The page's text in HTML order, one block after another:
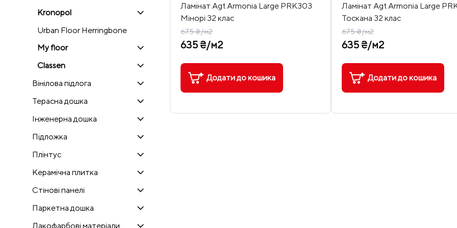
Kronopol
Urban Floor Herringbone
My floor
Classen
Вінілова підлога
Терасна дошка
Інженерна дошка
Підложка
Плінтус
Керамічна плитка
Стінові панелі
Паркетна дошка
Лакофарбові матеріали
Ламінат Agt Armonia Large PRK303
Мінорі 32 клас
675 ₴/м2
635 ₴/м2
Додати до кошика
Ламінат Agt Armonia Large
Тоскана 32 клас
675 ₴/м2
635 ₴/м2
Додати до кошика